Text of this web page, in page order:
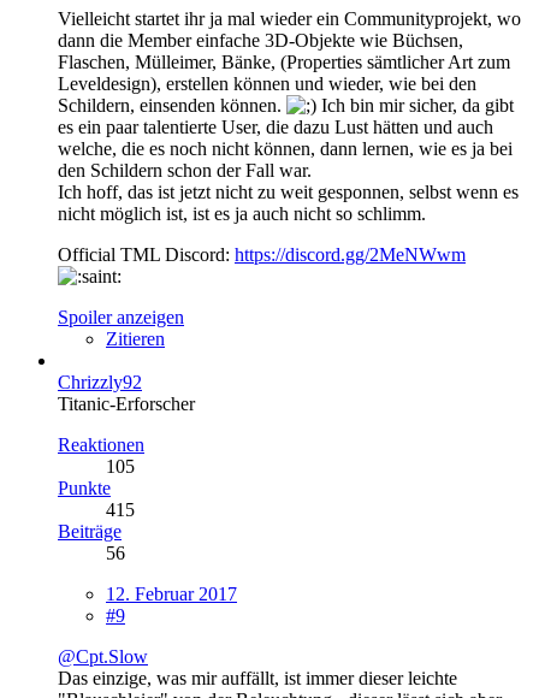
Vielleicht startet ihr ja mal wieder ein Communityprojekt, wo
dann die Member einfache 3D-Objekte wie Büchsen,
Flaschen, Mülleimer, Bänke, (Properties sämtlicher Art zum
Leveldesign), erstellen können und wieder, wie bei den
Schildern, einsenden können.
Ich bin mir sicher, da gibt
es ein paar talentierte User, die dazu Lust hätten und auch
welche, die es noch nicht können, dann lernen, wie es ja bei
den Schildern schon der Fall war.
Ich hoff, das ist jetzt nicht zu weit gesponnen, selbst wenn es
nicht möglich ist, ist es ja auch nicht so schlimm.
Official TML Discord: https://discord.gg/2MeNWwm
Spoiler anzeigen
Zitieren
Chrizzly92
Titanic-Erforscher
Reaktionen
105
Punkte
415
Beiträge
56
12. Februar 2017
#9
@Cpt.Slow
Das einzige, was mir auffällt, ist immer dieser leichte